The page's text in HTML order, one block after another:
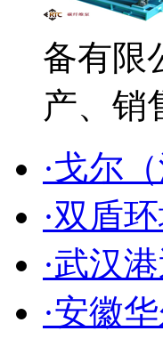
备有限
产、销
·戈尔
·双盾
·武汉
·安徽